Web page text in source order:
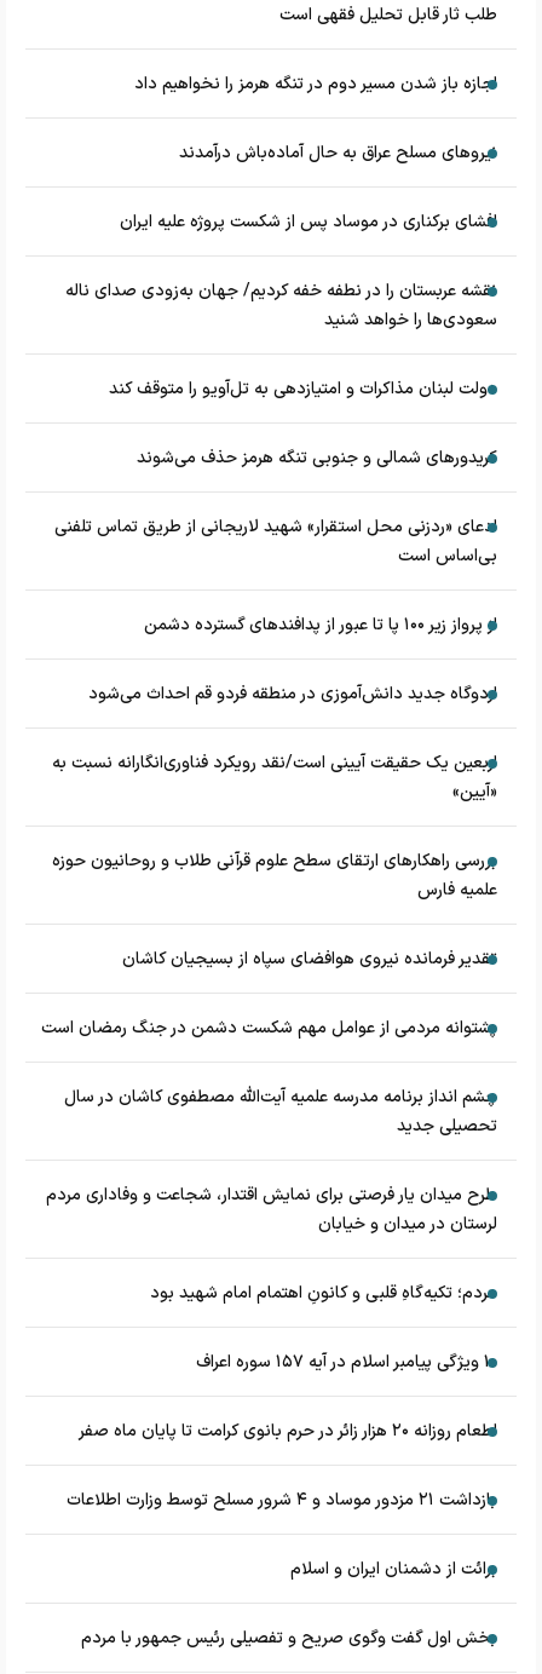
طلب ثار قابل تحلیل فقهی است
اجازه باز شدن مسیر دوم در تنگه هرمز را نخواهیم داد
نیروهای مسلح عراق به حال آماده‌باش درآمدند
افشای برکناری در موساد پس از شکست پروژه علیه ایران
نقشه عربستان را در نطفه خفه کردیم/ جهان به‌زودی صدای ناله
سعودی‌ها را خواهد شنید
دولت لبنان مذاکرات و امتیازدهی به تل‌آویو را متوقف کند
کریدورهای شمالی و جنوبی تنگه هرمز حذف می‌شوند
ادعای «ردزنی محل استقرار» شهید لاریجانی از طریق تماس تلفنی
بی‌اساس است
از پرواز زیر ۱۰۰ پا تا عبور از پدافند‌های گسترده دشمن
اردوگاه جدید دانش‌آموزی در منطقه فردو قم احداث می‌شود
اربعین یک حقیقت آیینی است/نقد رویکرد فناوری‌انگارانه نسبت به
«آیین»
بررسی راهکارهای ارتقای سطح علوم قرآنی طلاب و روحانیون حوزه
علمیه فارس
تقدیر فرمانده نیروی هوافضای سپاه از بسیجیان کاشان
پشتوانه مردمی از عوامل مهم شکست دشمن در جنگ رمضان است
چشم‌ انداز برنامه مدرسه علمیه آیت‌الله مصطفوی کاشان در سال
تحصیلی جدید
طرح میدان یار فرصتی برای نمایش اقتدار، شجاعت و وفاداری مردم
لرستان در میدان و خیابان
مردم؛ تکیه‌گاهِ قلبی و کانونِ اهتمام امام شهید بود
۱۰ ویژگی پیامبر اسلام در آیه ۱۵۷ سوره اعراف
اطعام روزانه ۲۰ هزار زائر در حرم بانوی کرامت تا پایان ماه صفر
بازداشت ۲۱ مزدور موساد و ۴ شرور مسلح توسط وزارت اطلاعات
برائت از دشمنان ایران و اسلام
بخش اول گفت وگوی صریح و تفصیلی رئیس جمهور با مردم